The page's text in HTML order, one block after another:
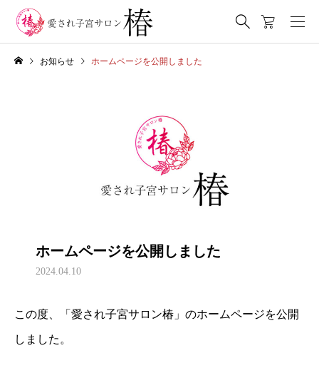
お知らせ ホームページを公開しました
ホームページを公開しました
2024.04.10
この度、「愛され子宮サロン椿」のホームページを公開
しました。